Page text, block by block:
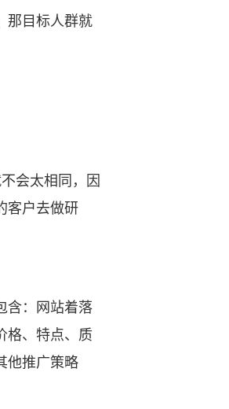
目标人群就
会太相同，因
客户去做研
：网站着落
格、特点、质
他推广策略